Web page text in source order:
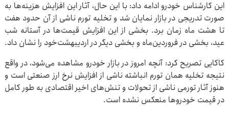
این کارشناس خودرو ادامه داد: با این حال، آثار این افزایش هزینه‌ها به
صورت تدریجی در بازار نمایان شد و تخلیه تورم ناشی از آن حدود هفت
تا هشت ماه زمان برد. بخشی از این افزایش قیمت‌ها در آستانه شب
عید، بخشی در فروردین‌ماه و بخشی دیگر در اردیبهشت‌خود را نشان داد.
کاکایی تصریح کرد: آنچه امروز در بازار خودرو مشاهده می‌شود، در واقع
نتیجه تخلیه همان تورم انباشته ناشی از افزایش نرخ ارز صنعتی است و
هنوز آثار تورمی ناشی از تحولات و تنش‌های اخیر اقتصادی به طور کامل
در قیمت خودروها منعکس نشده است.